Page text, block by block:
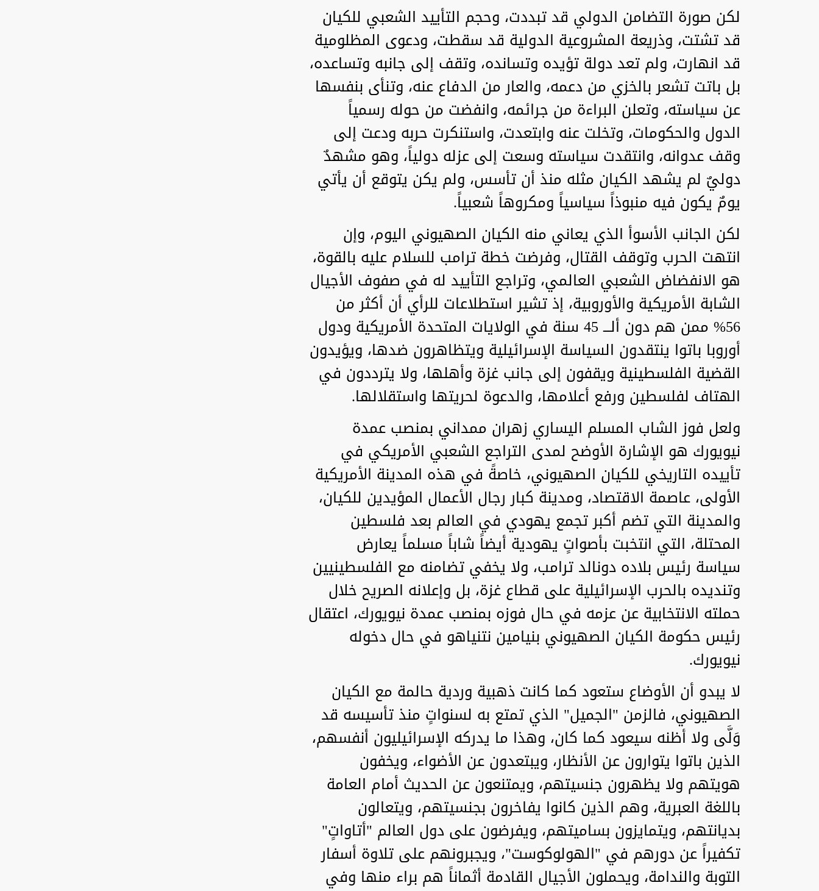
لكن صورة التضامن الدولي قد تبددت، وحجم التأييد الشعبي للكيان
قد تشتت، وذريعة المشروعية الدولية قد سقطت، ودعوى المظلومية
قد انهارت، ولم تعد دولة تؤيده وتسانده، وتقف إلى جانبه وتساعده،
بل باتت تشعر بالخزي من دعمه، والعار من الدفاع عنه، وتنأى بنفسها
عن سياسته، وتعلن البراءة من جرائمه، وانفضت من حوله رسمياً
الدول والحكومات، وتخلت عنه وابتعدت، واستنكرت حربه ودعت إلى
وقف عدوانه، وانتقدت سياسته وسعت إلى عزله دولياً، وهو مشهدٌ
دوليٌ لم يشهد الكيان مثله منذ أن تأسس، ولم يكن يتوقع أن يأتي
يومٌ يكون فيه منبوذاً سياسياً ومكروهاً شعبياً.
لكن الجانب الأسوأ الذي يعاني منه الكيان الصهيوني اليوم، وإن
انتهت الحرب وتوقف القتال، وفرضت خطة ترامب للسلام عليه بالقوة،
هو الانفضاض الشعبي العالمي، وتراجع التأييد له في صفوف الأجيال
الشابة الأمريكية والأوروبية، إذ تشير استطلاعات للرأي أن أكثر من
56% ممن هم دون ألـــ 45 سنة في الولايات المتحدة الأمريكية ودول
أوروبا باتوا ينتقدون السياسة الإسرائيلية ويتظاهرون ضدها، ويؤيدون
القضية الفلسطينية ويقفون إلى جانب غزة وأهلها، ولا يترددون في
الهتاف لفلسطين ورفع أعلامها، والدعوة لحريتها واستقلالها.
ولعل فوز الشاب المسلم اليساري زهران ممداني بمنصب عمدة
نيويورك هو الإشارة الأوضح لمدى التراجع الشعبي الأمريكي في
تأييده التاريخي للكيان الصهيوني، خاصةً في هذه المدينة الأمريكية
الأولى، عاصمة الاقتصاد، ومدينة كبار رجال الأعمال المؤيدين للكيان،
والمدينة التي تضم أكبر تجمع يهودي في العالم بعد فلسطين
المحتلة، التي انتخبت بأصواتٍ يهودية أيضاً شاباً مسلماً يعارض
سياسة رئيس بلاده دونالد ترامب، ولا يخفي تضامنه مع الفلسطينيين
وتنديده بالحرب الإسرائيلية على قطاع غزة، بل وإعلانه الصريح خلال
حملته الانتخابية عن عزمه في حال فوزه بمنصب عمدة نيويورك، اعتقال
رئيس حكومة الكيان الصهيوني بنيامين نتنياهو في حال دخوله
نيويورك.
لا يبدو أن الأوضاع ستعود كما كانت ذهبية وردية حالمة مع الكيان
الصهيوني، فالزمن "الجميل" الذي تمتع به لسنواتٍ منذ تأسيسه قد
وَلَّى ولا أظنه سيعود كما كان، وهذا ما يدركه الإسرائيليون أنفسهم،
الذين باتوا يتوارون عن الأنظار، ويبتعدون عن الأضواء، ويخفون
هويتهم ولا يظهرون جنسيتهم، ويمتنعون عن الحديث أمام العامة
باللغة العبرية، وهم الذين كانوا يفاخرون بجنسيتهم، ويتعالون
بديانتهم، ويتمايزون بساميتهم، ويفرضون على دول العالم "أتاواتٍ"
تكفيراً عن دورهم في "الهولوكوست"، ويجبرونهم على تلاوة أسفار
التوبة والندامة، ويحملون الأجيال القادمة أثماناً هم براء منها وفي